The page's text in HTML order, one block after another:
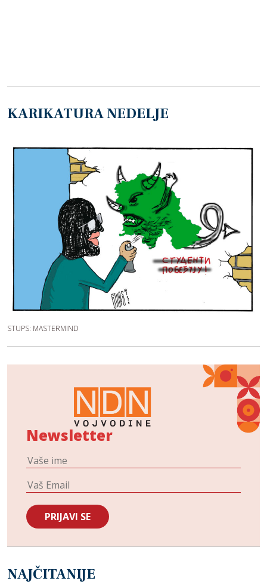
KARIKATURA NEDELJE
STUPS: MASTERMIND
Newsletter
NAJČITANIJE